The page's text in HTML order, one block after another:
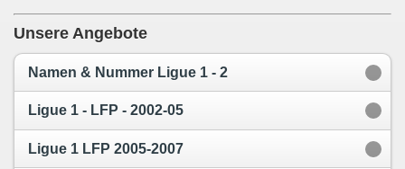
Unsere Angebote
Namen & Nummer Ligue 1 - 2
Ligue 1 - LFP - 2002-05
Ligue 1 LFP 2005-2007